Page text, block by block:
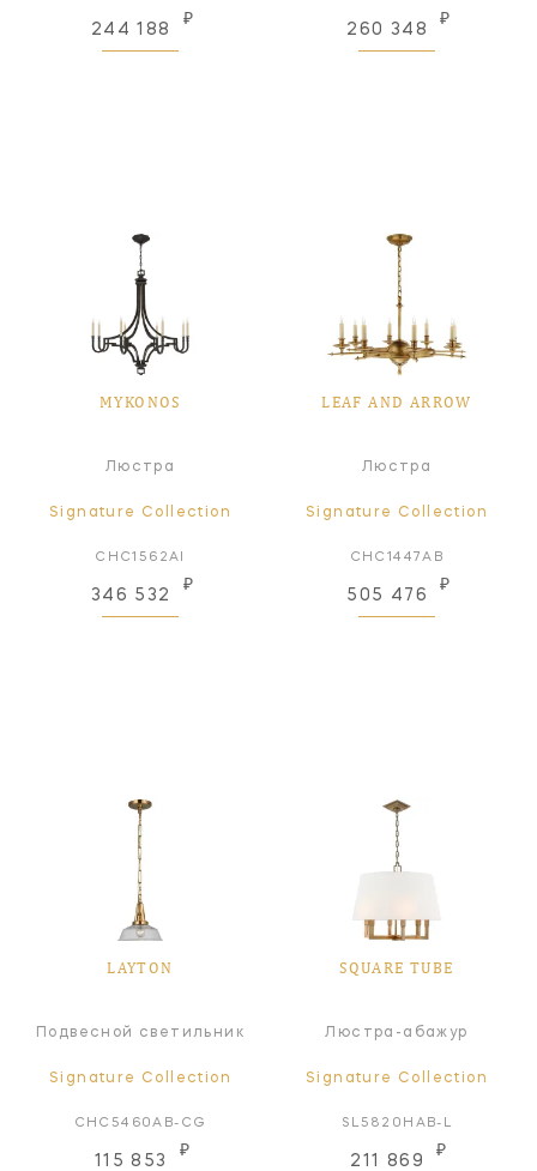
244 188
₽
260 348
₽
MYKONOS
Люстра
Signature Collection
CHC1562AI
346 532
₽
LEAF AND ARROW
Люстра
Signature Collection
CHC1447AB
505 476
₽
LAYTON
Подвесной светильник
Signature Collection
CHC5460AB-CG
115 853
₽
SQUARE TUBE
Люстра-абажур
Signature Collection
SL5820HAB-L
211 869
₽